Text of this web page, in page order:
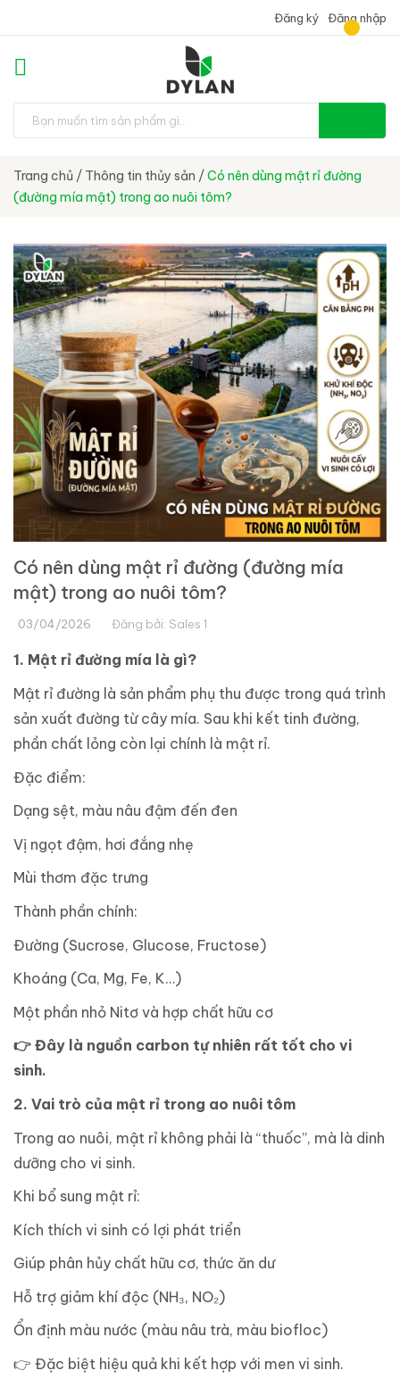
Đăng ký Đăng nhập
Trang chủ / Thông tin thủy sản /Có nên dùng mật rỉ đường
(đường mía mật) trong ao nuôi tôm?
Có nên dùng mật rỉ đường (đường mía
mật) trong ao nuôi tôm?
03/04/2026 Đăng bởi: Sales 1
1. Mật rỉ đường mía là gì?
Mật rỉ đường là sản phẩm phụ thu được trong quá trình
sản xuất đường từ cây mía. Sau khi kết tinh đường,
phần chất lỏng còn lại chính là mật rỉ.
Đặc điểm:
Dạng sệt, màu nâu đậm đến đen
Vị ngọt đậm, hơi đắng nhẹ
Mùi thơm đặc trưng
Thành phần chính:
Đường (Sucrose, Glucose, Fructose)
Khoáng (Ca, Mg, Fe, K…)
Một phần nhỏ Nitơ và hợp chất hữu cơ
👉 Đây là nguồn carbon tự nhiên rất tốt cho vi
sinh.
2. Vai trò của mật rỉ trong ao nuôi tôm
Trong ao nuôi, mật rỉ không phải là “thuốc”, mà là dinh
dưỡng cho vi sinh.
Khi bổ sung mật rỉ:
Kích thích vi sinh có lợi phát triển
Giúp phân hủy chất hữu cơ, thức ăn dư
Hỗ trợ giảm khí độc (NH₃, NO₂)
Ổn định màu nước (màu nâu trà, màu biofloc)
👉 Đặc biệt hiệu quả khi kết hợp với men vi sinh.